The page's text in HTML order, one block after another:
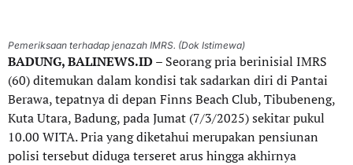
Pemeriksaan terhadap jenazah IMRS. (Dok Istimewa)
BADUNG, BALINEWS.ID– Seorang pria berinisial IMRS
(60) ditemukan dalam kondisi tak sadarkan diri di Pantai
Berawa, tepatnya di depan Finns Beach Club, Tibubeneng,
Kuta Utara, Badung, pada Jumat (7/3/2025) sekitar pukul
10.00 WITA. Pria yang diketahui merupakan pensiunan
polisi tersebut diduga terseret arus hingga akhirnya